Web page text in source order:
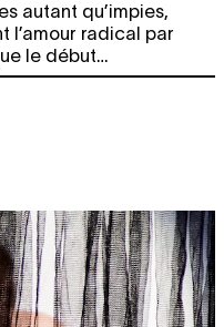
autant qu’impies,
l’amour radical par
le début…